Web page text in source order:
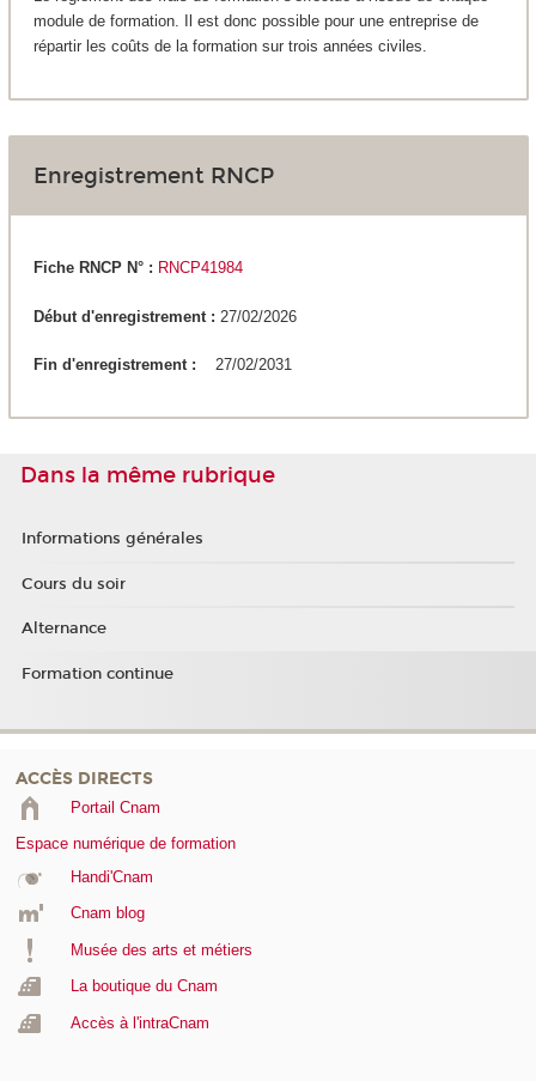
module de formation. Il est donc possible pour une entreprise de
répartir les coûts de la formation sur trois années civiles.
Enregistrement RNCP
Fiche RNCP N° : RNCP41984
Début d'enregistrement : 27/02/2026
Fin d'enregistrement : 27/02/2031
Dans la même rubrique
Informations générales
Cours du soir
Alternance
Formation continue
ACCÈS DIRECTS
Portail Cnam
Espace numérique de formation
Handi'Cnam
Cnam blog
Musée des arts et métiers
La boutique du Cnam
Accès à l'intraCnam